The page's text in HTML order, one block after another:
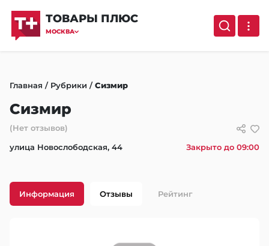
ТОВАРЫ ПЛЮС
МОСКВА
Главная / Рубрики /Сизмир
Сизмир
(Нет отзывов)
улица Новослободская, 44
Закрыто до 09:00
Информация Отзывы Рейтинг